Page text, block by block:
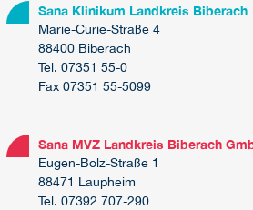
Sana Klinikum Landkreis Biberach
Marie-Curie-Straße 4
88400 Biberach
Tel. 07351 55-0
Fax 07351 55-5099
Sana MVZ Landkreis Biberach
Eugen-Bolz-Straße 1
88471 Laupheim
Tel. 07392 707-290